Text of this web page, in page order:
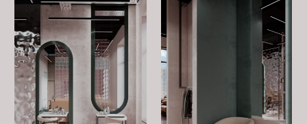
ЗАПОЛНИТЬ АНКЕТУ
Оставьте заявку на бесплатную консультацию.
Заполните форму, и мы обязательно свяжемся с Вами
и ответим на все интересующие Вас вопросы.